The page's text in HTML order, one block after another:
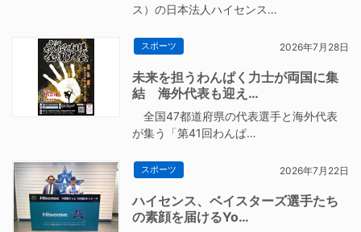
ス）の日本法人ハイセンス…
スポーツ 2026年7月28日
未来を担うわんぱく力士が両国に集
結 海外代表も迎え…
全国47都道府県の代表選手と海外代表
が集う「第41回わんぱ…
スポーツ 2026年7月22日
ハイセンス、ベイスターズ選手たち
の素顔を届けるYo…